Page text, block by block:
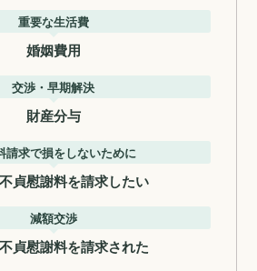
重要な生活費
婚姻費用
交渉・早期解決
財産分与
請求で損をしないために
貞慰謝料を請求したい
減額交渉
貞慰謝料を請求された